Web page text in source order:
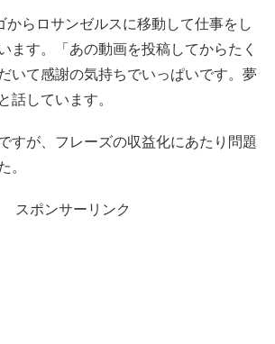
からロサンゼルスに移動して仕事をし
ます。「あの動画を投稿してからたく
いて感謝の気持ちでいっぱいです。夢
話しています。
すが、フレーズの収益化にあたり問題
。
スポンサーリンク